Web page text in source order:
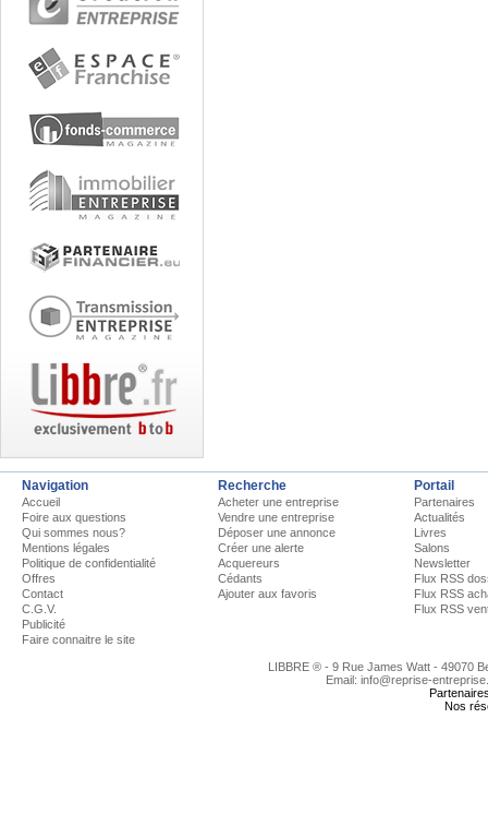
Navigation
Accueil
Foire aux questions
Qui sommes nous?
Mentions légales
Politique de confidentialité
Offres
Contact
C.G.V.
Publicité
Faire connaitre le site
Recherche
Acheter une entreprise
Vendre une entreprise
Déposer une annonce
Créer une alerte
Acquereurs
Cédants
Ajouter aux favoris
Portail
Partenaires
Actualités
Livres
Salons
Newsletter
Flux RSS
Flux RSS
Flux RSS
LIBBRE ® - 9 Rue James Watt - 49070
Email: info@reprise-
Nos